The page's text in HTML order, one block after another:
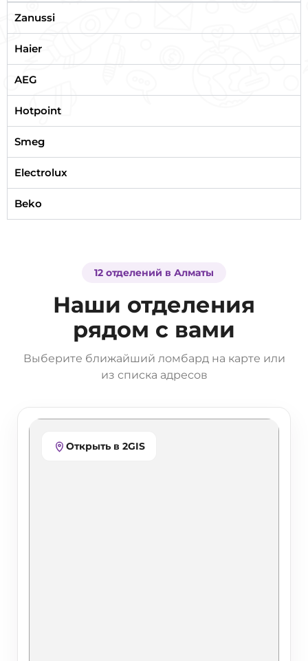
Zanussi
Haier
AEG
Hotpoint
Smeg
Electrolux
Beko
12 отделений в Алматы
Наши отделения
рядом с вами
Выберите ближайший ломбард на карте или
из списка адресов
Открыть в 2GIS